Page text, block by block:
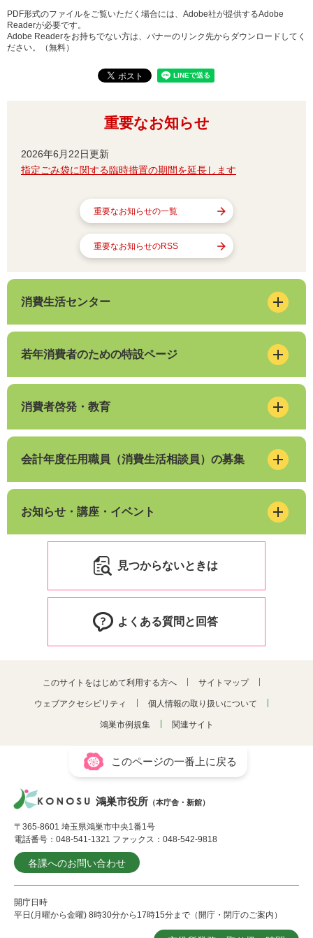
PDF形式のファイルをご覧いただく場合には、Adobe社が提供するAdobe
Readerが必要です。
Adobe Readerをお持ちでない方は、バナーのリンク先からダウンロードしてく
ださい。（無料）
重要なお知らせ
2026年6月22日更新
指定ごみ袋に関する臨時措置の期間を延長します
重要なお知らせの一覧
重要なお知らせのRSS
消費生活センター
若年消費者のための特設ページ
消費者啓発・教育
会計年度任用職員（消費生活相談員）の募集
お知らせ・講座・イベント
見つからないときは
よくある質問と回答
このサイトをはじめて利用する方へ サイトマップ
ウェブアクセシビリティ 個人情報の取り扱いについて
鴻巣市例規集 関連サイト
このページの一番上に戻る
鴻巣市役所 （本庁舎・新館）
〒365-8601 埼玉県鴻巣市中央1番1号
電話番号：048-541-1321 ファックス：048-542-9818
各課へのお問い合わせ
開庁日時
平日(月曜から金曜) 8時30分から17時15分まで（開庁・閉庁のご案内）